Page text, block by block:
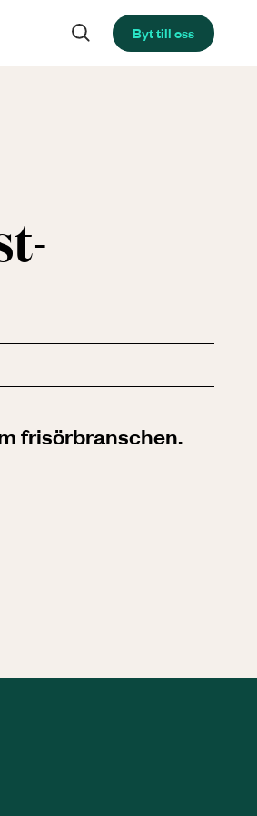
Byt till oss
frisörbranschen.